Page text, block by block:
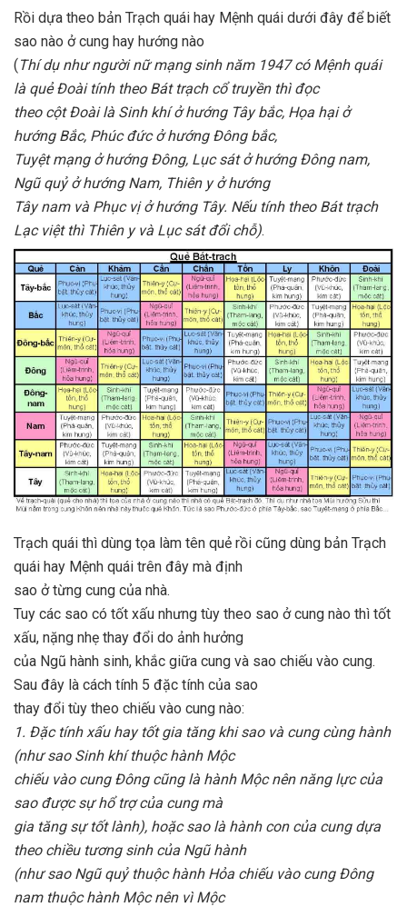
Rồi dựa theo bản Trạch quái hay Mệnh quái dưới đây để biết
sao nào ở cung hay hướng nào
(Thí dụ như người nữ mạng sinh năm 1947 có Mệnh quái
là quẻ Ðoài tính theo Bát trạch cổ truyền thì đọc
theo cột Ðoài là Sinh khí ở hướng Tây bắc, Họa hại ở
hướng Bắc, Phúc đức ở hướng Ðông bắc,
Tuyệt mạng ở hướng Ðông, Lục sát ở hướng Ðông nam,
Ngũ quỷ ở hướng Nam, Thiên y ở hướng
Tây nam và Phục vị ở hướng Tây. Nếu tính theo Bát trạch
Lạc việt thì Thiên y và Lục sát đổi chỗ).
Trạch quái thì dùng tọa làm tên quẻ rồi cũng dùng bản Trạch
quái hay Mệnh quái trên đây mà định
sao ở từng cung của nhà.
Tuy các sao có tốt xấu nhưng tùy theo sao ở cung nào thì tốt
xấu, nặng nhẹ thay đổi do ảnh hưởng
của Ngũ hành sinh, khắc giữa cung và sao chiếu vào cung.
Sau đây là cách tính 5 đặc tính của sao
thay đổi tùy theo chiếu vào cung nào:
1. Ðặc tính xấu hay tốt gia tăng khi sao và cung cùng hành
(như sao Sinh khí thuộc hành Mộc
chiếu vào cung Ðông cũng là hành Mộc nên năng lực của
sao được sự hổ trợ của cung mà
gia tăng sự tốt lành), hoặc sao là hành con của cung dựa
theo chiều tương sinh của Ngũ hành
(như sao Ngũ quỷ thuộc hành Hỏa chiếu vào cung Ðông
nam thuộc hành Mộc nên vì Mộc